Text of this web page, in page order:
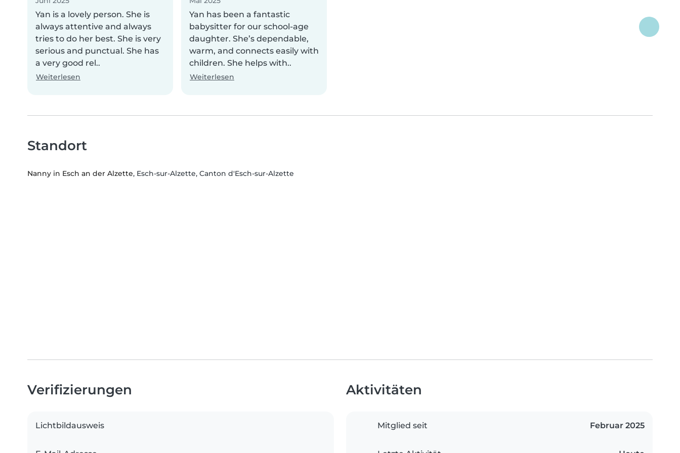
Yan is a lovely person. She is
always attentive and always
tries to do her best. She is very
serious and punctual. She has
a very good rel..
Weiterlesen
Yan has been a fantastic
babysitter for our school-age
daughter. She’s dependable,
warm, and connects easily with
children. She helps with..
Weiterlesen
Standort
Nanny in Esch an der Alzette, Esch-sur-Alzette, Canton d'Esch-sur-Alzette
Verifizierungen
Lichtbildausweis
Aktivitäten
Mitglied seit Februar 2025